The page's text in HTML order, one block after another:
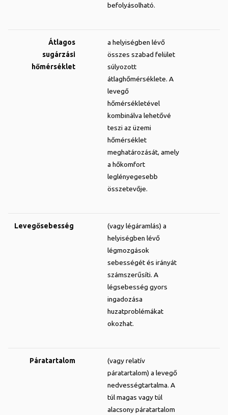
befolyásolható.
Átlagos
sugárzási
hőmérséklet
a helyiségben lévő
összes szabad felület
súlyozott
átlaghőmérséklete. A
levegő
hőmérsékletével
kombinálva lehetővé
teszi az üzemi
hőmérséklet
meghatározását, amely
a hőkomfort
leglényegesebb
összetevője.
Levegősebesség
(vagy légáramlás) a
helyiségben lévő
légmozgások
sebességét és irányát
számszerűsíti. A
légsebesség gyors
ingadozása
huzatproblémákat
okozhat.
Páratartalom
(vagy relatív
páratartalom) a levegő
nedvességtartalma. A
túl magas vagy túl
alacsony páratartalom